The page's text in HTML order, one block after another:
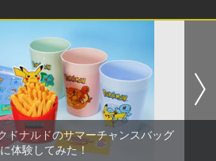
ドナルドのサマーチャンスバッグ
体験してみた！